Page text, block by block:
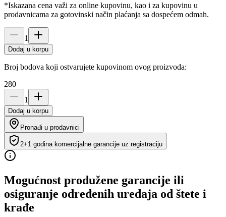
*Iskazana cena važi za online kupovinu, kao i za kupovinu u
prodavnicama za gotovinski način plaćanja sa dospećem odmah.
1
Dodaj u korpu
Broj bodova koji ostvarujete kupovinom ovog proizvoda:
280
1
Dodaj u korpu
Pronađi u prodavnici
2+1 godina komercijalne garancije uz registraciju
Mogućnost produžene garancije ili
osiguranje određenih uređaja od štete i
krađe